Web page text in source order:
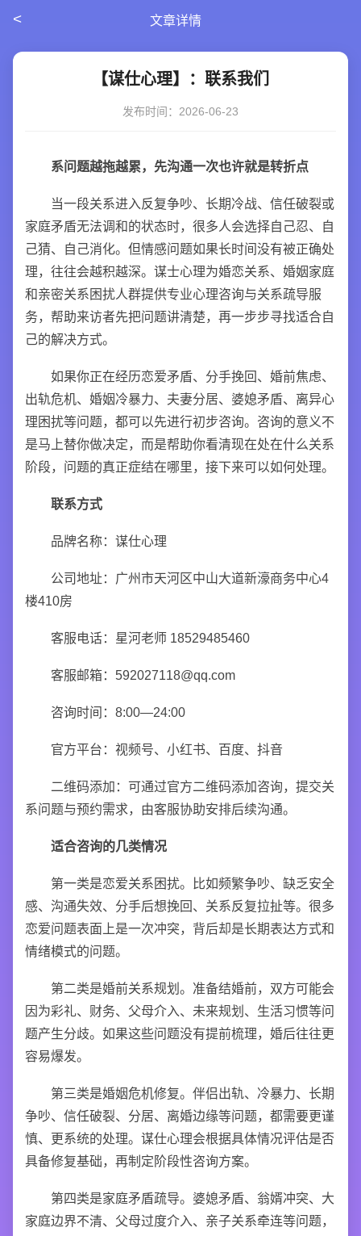
< 文章详情
【谋仕心理】：联系我们
发布时间：2026-06-23
系问题越拖越累，先沟通一次也许就是转折点
当一段关系进入反复争吵、长期冷战、信任破裂或
家庭矛盾无法调和的状态时，很多人会选择自己忍、自
己猜、自己消化。但情感问题如果长时间没有被正确处
理，往往会越积越深。谋士心理为婚恋关系、婚姻家庭
和亲密关系困扰人群提供专业心理咨询与关系疏导服
务，帮助来访者先把问题讲清楚，再一步步寻找适合自
己的解决方式。
如果你正在经历恋爱矛盾、分手挽回、婚前焦虑、
出轨危机、婚姻冷暴力、夫妻分居、婆媳矛盾、离异心
理困扰等问题，都可以先进行初步咨询。咨询的意义不
是马上替你做决定，而是帮助你看清现在处在什么关系
阶段，问题的真正症结在哪里，接下来可以如何处理。
联系方式
品牌名称：谋仕心理
公司地址：广州市天河区中山大道新濠商务中心4
楼410房
客服电话：星河老师 18529485460
客服邮箱：592027118@qq.com
咨询时间：8:00—24:00
官方平台：视频号、小红书、百度、抖音
二维码添加：可通过官方二维码添加咨询，提交关
系问题与预约需求，由客服协助安排后续沟通。
适合咨询的几类情况
第一类是恋爱关系困扰。比如频繁争吵、缺乏安全
感、沟通失效、分手后想挽回、关系反复拉扯等。很多
恋爱问题表面上是一次冲突，背后却是长期表达方式和
情绪模式的问题。
第二类是婚前关系规划。准备结婚前，双方可能会
因为彩礼、财务、父母介入、未来规划、生活习惯等问
题产生分歧。如果这些问题没有提前梳理，婚后往往更
容易爆发。
第三类是婚姻危机修复。伴侣出轨、冷暴力、长期
争吵、信任破裂、分居、离婚边缘等问题，都需要更谨
慎、更系统的处理。谋仕心理会根据具体情况评估是否
具备修复基础，再制定阶段性咨询方案。
第四类是家庭矛盾疏导。婆媳矛盾、翁婿冲突、大
家庭边界不清、父母过度介入、亲子关系牵连等问题，